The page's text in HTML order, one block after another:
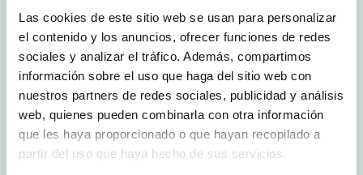
Las cookies de este sitio web se usan para personalizar
el contenido y los anuncios, ofrecer funciones de redes
sociales y analizar el tráfico. Además, compartimos
información sobre el uso que haga del sitio web con
nuestros partners de redes sociales, publicidad y análisis
web, quienes pueden combinarla con otra información
que les haya proporcionado o que hayan recopilado a
partir del uso que haya hecho de sus servicios.